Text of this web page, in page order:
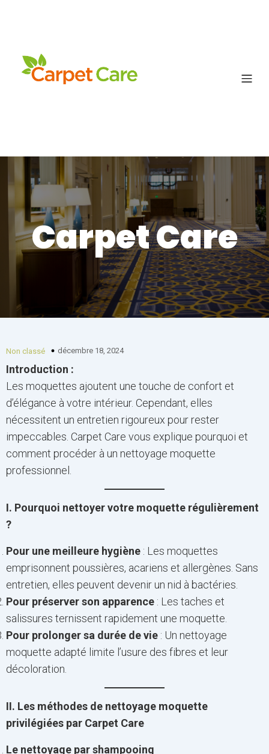
Carpet Care
Non classé décembre 18, 2024
Introduction :
Les moquettes ajoutent une touche de confort et
d’élégance à votre intérieur. Cependant, elles
nécessitent un entretien rigoureux pour rester
impeccables. Carpet Care vous explique pourquoi et
comment procéder à un nettoyage moquette
professionnel.
I. Pourquoi nettoyer votre moquette régulièrement
?
Pour une meilleure hygiène : Les moquettes
emprisonnent poussières, acariens et allergènes. Sans
entretien, elles peuvent devenir un nid à bactéries.
Pour préserver son apparence : Les taches et
salissures ternissent rapidement une moquette.
Pour prolonger sa durée de vie : Un nettoyage
moquette adapté limite l’usure des fibres et leur
décoloration.
II. Les méthodes de nettoyage moquette
privilégiées par Carpet Care
Le nettoyage par shampooing